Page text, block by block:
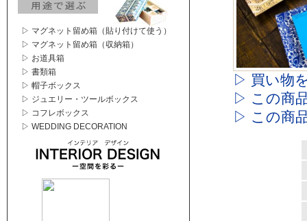
▷ マグネット留め箱（貼り付けて使う）
▷ マグネット留め箱（収納箱）
▷ お道具箱
▷ 書類箱
▷ 帽子ボックス
▷ ジュエリー・ツールボックス
▷ コフレボックス
▷ WEDDING DECORATION
▷ 買い物
▷ この商
▷ この商